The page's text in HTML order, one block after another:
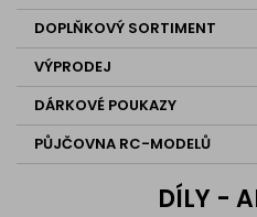
DOPLŇKOVÝ SORTIMENT
VÝPRODEJ
DÁRKOVÉ POUKAZY
PŮJČOVNA RC-MODELŮ
DÍLY -